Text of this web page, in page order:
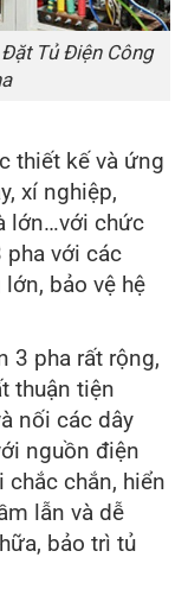
Tủ Điện Công
thiết kế và ứng
xí nghiệp,
lớn…với chức
pha với các
bảo vệ hệ
3 pha rất rộng,
thuận tiện
nối các dây
nguồn điện
chắn, hiển
lẫn và dễ
bảo trì tủ